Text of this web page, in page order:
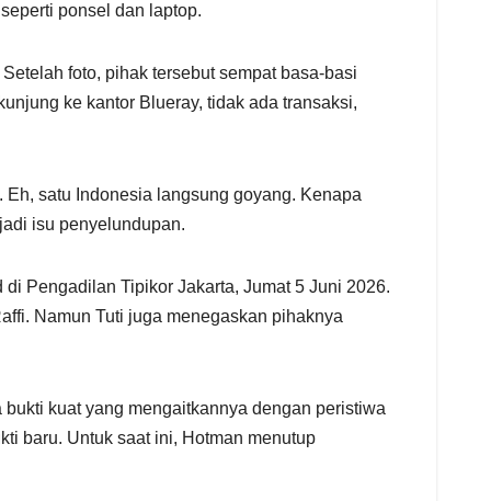
ponsel dan laptop.
foto, pihak tersebut sempat basa-basi
ke kantor Blueray, tidak ada transaksi,
satu Indonesia langsung goyang. Kenapa
isu penyelundupan.
Pengadilan Tipikor Jakarta, Jumat 5 Juni 2026.
Namun Tuti juga menegaskan pihaknya
kuat yang mengaitkannya dengan peristiwa
baru. Untuk saat ini, Hotman menutup